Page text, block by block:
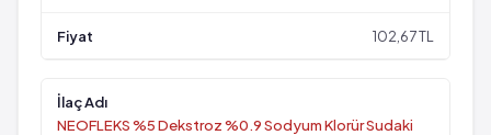
102,67 TL
NEOFLEKS %5 Dekstroz %0.9 Sodyum Klorür Sudaki